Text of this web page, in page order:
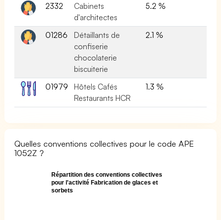
2332
Cabinets
d'architectes
5.2 %
01286
Détaillants de
confiserie
chocolaterie
biscuiterie
2.1 %
01979
Hôtels Cafés
Restaurants HCR
1.3 %
Quelles conventions collectives pour le code APE
1052Z ?
Répartition des conventions collectives
pour l'activité Fabrication de glaces et
sorbets